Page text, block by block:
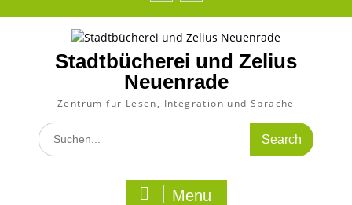
Stadtbücherei und Zelius
Neuenrade
Zentrum für Lesen, Integration und Sprache
Search
for:
Menu